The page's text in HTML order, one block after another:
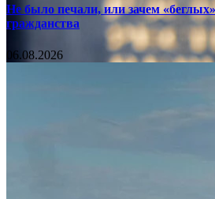
Не было печали, или зачем
гражданства
06.08.2026